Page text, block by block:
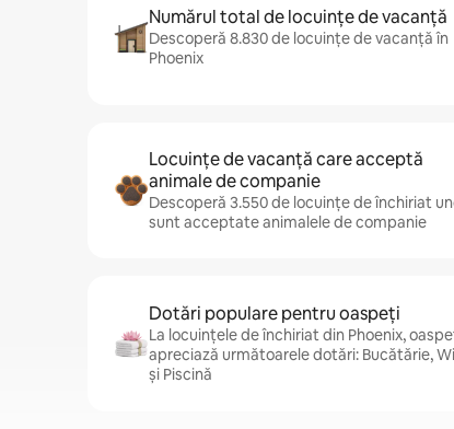
Numărul total de locuințe de vacanță
Descoperă 8.830 de locuințe de vacanță în
Phoenix
Locuințe de vacanță care acceptă
animale de companie
Descoperă 3.550 de locuințe de închiriat
sunt acceptate animalele de companie
Dotări populare pentru oaspeți
La locuințele de închiriat din Phoenix,
apreciază următoarele dotări: Bucătărie,
și Piscină